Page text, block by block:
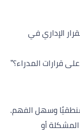
الإداري في
قرارات المدراء؟”
منطقيًا وسهل الفهم.
أو